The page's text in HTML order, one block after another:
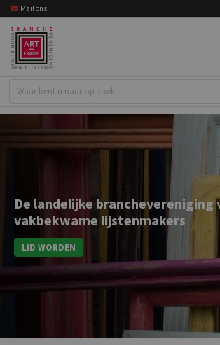
Mail ons
De landelijke branchevereniging
vakbekwame lijstenmakers
LID WORDEN